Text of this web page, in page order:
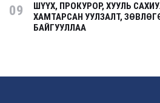
09
ШҮҮХ, ПРОКУРОР, ХУУЛЬ
ХАМТАРСАН УУЛЗАЛТ,
БАЙГУУЛЛАА